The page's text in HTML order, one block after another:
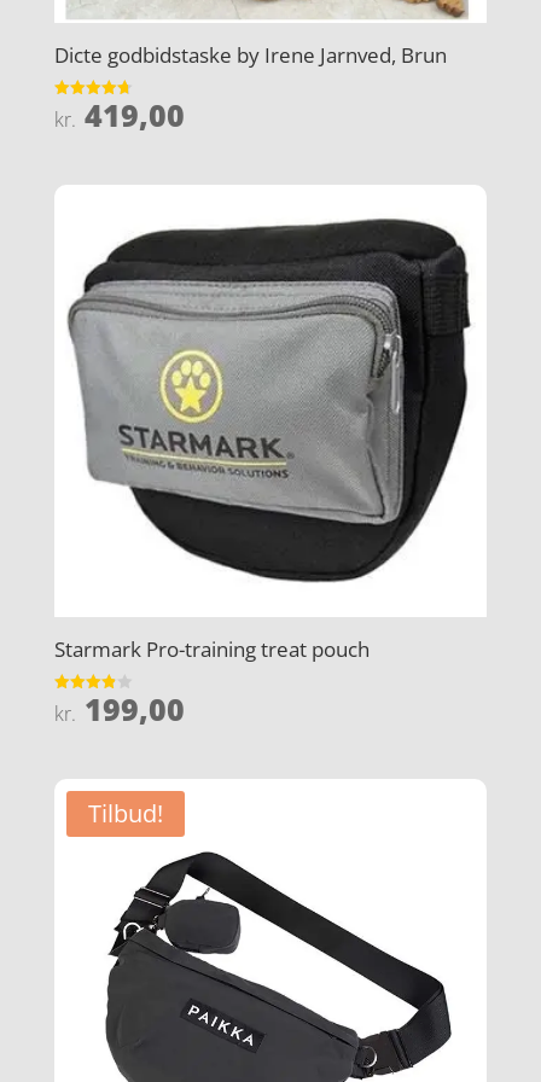
Dicte godbidstaske by Irene Jarnved, Brun
Vurderet
4.7
kr. 419,00
Starmark Pro-training treat pouch
Vurderet
3.9
kr. 199,00
Tilbud!